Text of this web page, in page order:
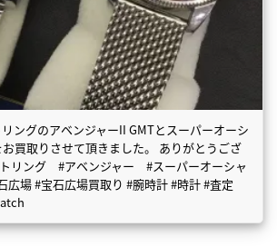
ングのアベンジャーII GMTとスーパーオーシ
買取りさせて頂きました。 ありがとうござ
リング #アベンジャー #スーパーオーシャ
場 #宝石広場買取り #腕時計 #時計 #査定